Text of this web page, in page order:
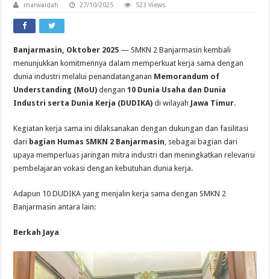
marwaidah 27/10/2025 523 Views
Banjarmasin, Oktober 2025 — SMKN 2 Banjarmasin kembali
menunjukkan komitmennya dalam memperkuat kerja sama dengan
dunia industri melalui penandatanganan Memorandum of
Understanding (MoU) dengan10 Dunia Usaha dan Dunia
Industri serta Dunia Kerja (DUDIKA) di wilayah Jawa Timur.
Kegiatan kerja sama ini dilaksanakan dengan dukungan dan fasilitasi
dari bagian Humas SMKN 2 Banjarmasin , sebagai bagian dari
upaya memperluas jaringan mitra industri dan meningkatkan relevansi
pembelajaran vokasi dengan kebutuhan dunia kerja.
Adapun 10 DUDIKA yang menjalin kerja sama dengan SMKN 2
Banjarmasin antara lain:
Berkah Jaya